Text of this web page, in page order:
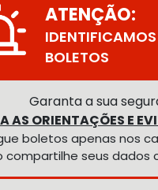
ATENÇÃO:
BOLETOS
Garanta a sua
AS ORIENTAÇÕES E
boletos apenas nos
compartilhe seus dados